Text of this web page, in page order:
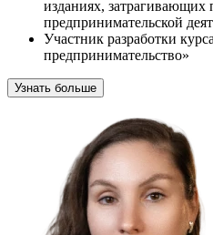
изданиях, затрагивающих
предпринимательской
Участник разработки
предпринимательство»
Узнать больше